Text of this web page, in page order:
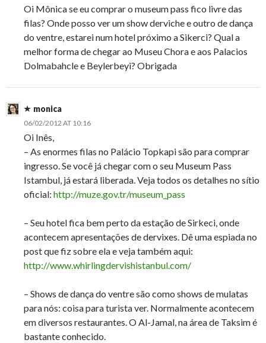
Oi Mônica se eu comprar o museum pass fico livre das
filas? Onde posso ver um show derviche e outro de dança
do ventre, estarei num hotel próximo a Sikerci? Qual a
melhor forma de chegar ao Museu Chora e aos Palacios
Dolmabahcle e Beylerbeyi? Obrigada
monica
06/02/2012 AT 10:16
Oi Inês,
– As enormes filas no Palácio Topkapi são para comprar
ingresso. Se você já chegar com o seu Museum Pass
Istambul, já estará liberada. Veja todos os detalhes no sítio
oficial: http://muze.gov.tr/museum_pass
– Seu hotel fica bem perto da estação de Sirkeci, onde
acontecem apresentações de dervixes. Dê uma espiada no
post que fiz sobre ela e veja também aqui:
http://www.whirlingdervishistanbul.com/
– Shows de dança do ventre são como shows de mulatas
para nós: coisa para turista ver. Normalmente acontecem
em diversos restaurantes. O Al-Jamal, na área de Taksim é
bastante conhecido.